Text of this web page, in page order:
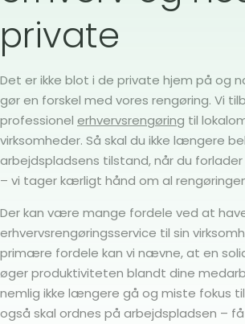
private
Det er ikke blot i de private hjem på og
gør en forskel med vores rengøring. Vi
professionel erhvervsrengøring til
virksomheder. Så skal du ikke længere
arbejdspladsens tilstand, når du
– vi tager kærligt hånd om al
Der kan være mange fordele ved at
erhvervsrengøringsservice til sin
primære fordele kan vi nævne, at en
øger produktiviteten blandt dine
nemlig ikke længere gå og miste fokus
også skal ordnes på arbejdspladsen –